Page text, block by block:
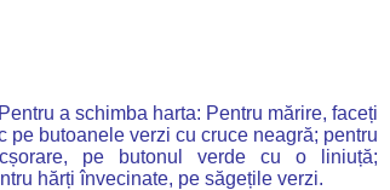
Pentru a schimba harta: Pentru mărire, faceți
pe butoanele verzi cu cruce neagră; pentru
pe butonul verde cu o liniuță;
hărți învecinate, pe săgețile verzi.